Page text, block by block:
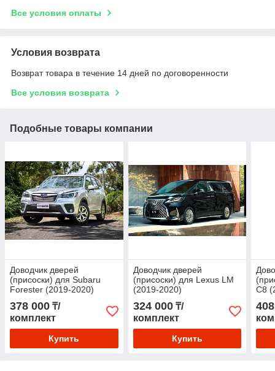
Все условия оплаты
Условия возврата
Возврат товара в течение 14 дней по договоренности
Все условия возврата
Подобные товары компании
Доводчик дверей
(присоски) для Subaru
Forester (2019-2020)
378 000 ₸/
комплект
Купить
Доводчик дверей
(присоски) для Lexus LM
(2019-2020)
324 000₸/
комплект
Купить
C8